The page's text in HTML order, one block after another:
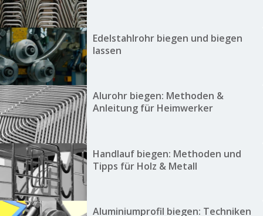
Edelstahlrohr biegen und biegen
lassen
Alurohr biegen: Methoden &
Anleitung für Heimwerker
Handlauf biegen: Methoden und
Tipps für Holz & Metall
Aluminiumprofil biegen: Techniken